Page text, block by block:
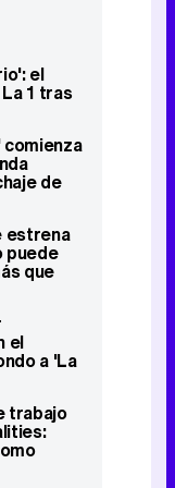
el
1 tras
de
estrena
puede
que
el
a 'La
trabajo